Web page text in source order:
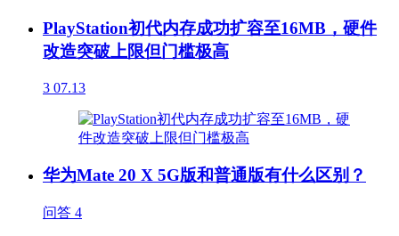
PlayStation初代内存成功扩容至16MB，硬件
改造突破上限但门槛极高
3 07.13
华为Mate 20 X 5G版和普通版有什么区别？
问答 4